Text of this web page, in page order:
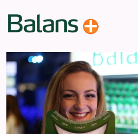
ДОМА
СОВЕТИ
ВЕЖБИ
ПЛАН ЗА
ЗДРАВИ
БЛОГ